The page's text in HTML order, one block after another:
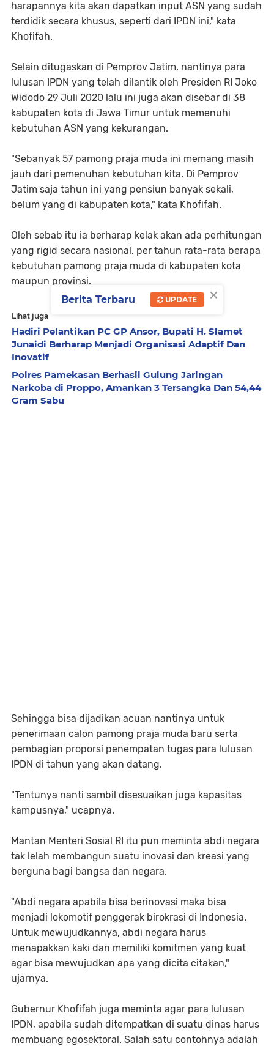
harapannya kita akan dapatkan input ASN yang sudah
terdidik secara khusus, seperti dari IPDN ini," kata
Khofifah.
Selain ditugaskan di Pemprov Jatim, nantinya para
lulusan IPDN yang telah dilantik oleh Presiden RI Joko
Widodo 29 Juli 2020 lalu ini juga akan disebar di 38
kabupaten kota di Jawa Timur untuk memenuhi
kebutuhan ASN yang kekurangan.
"Sebanyak 57 pamong praja muda ini memang masih
jauh dari pemenuhan kebutuhan kita. Di Pemprov
Jatim saja tahun ini yang pensiun banyak sekali,
belum yang di kabupaten kota," kata Khofifah.
Oleh sebab itu ia berharap kelak akan ada perhitungan
yang rigid secara nasional, per tahun rata-rata berapa
kebutuhan pamong praja muda di kabupaten kota
maupun provinsi.
Lihat juga
Hadiri Pelantikan PC GP Ansor, Bupati H. Slamet
Junaidi Berharap Menjadi Organisasi Adaptif Dan
Inovatif
Polres Pamekasan Berhasil Gulung Jaringan
Narkoba di Proppo, Amankan 3 Tersangka Dan 54,44
Gram Sabu
Sehingga bisa dijadikan acuan nantinya untuk
penerimaan calon pamong praja muda baru serta
pembagian proporsi penempatan tugas para lulusan
IPDN di tahun yang akan datang.
"Tentunya nanti sambil disesuaikan juga kapasitas
kampusnya," ucapnya.
Mantan Menteri Sosial RI itu pun meminta abdi negara
tak lelah membangun suatu inovasi dan kreasi yang
berguna bagi bangsa dan negara.
"Abdi negara apabila bisa berinovasi maka bisa
menjadi lokomotif penggerak birokrasi di Indonesia.
Untuk mewujudkannya, abdi negara harus
menapakkan kaki dan memiliki komitmen yang kuat
agar bisa mewujudkan apa yang dicita citakan,"
ujarnya.
Gubernur Khofifah juga meminta agar para lulusan
IPDN, apabila sudah ditempatkan di suatu dinas harus
membuang egosektoral. Salah satu contohnya adalah
×
Berita Terbaru UPDATE